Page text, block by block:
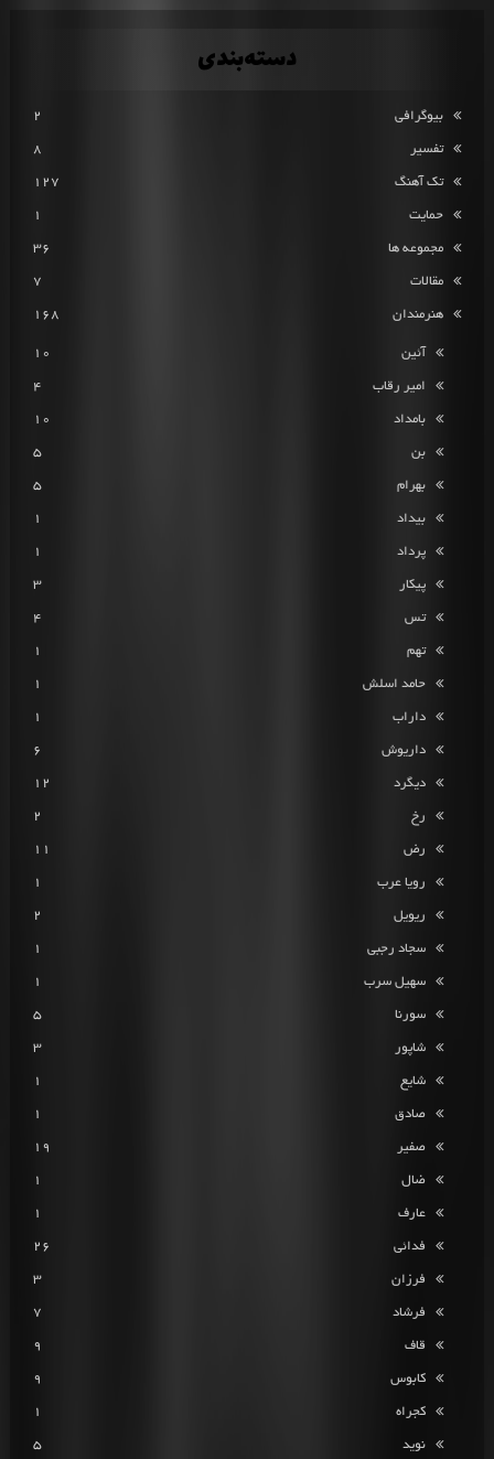
دسته‌بندی
بیوگرافی 2
تفسیر 8
تک آهنگ 127
حمایت 1
مجموعه ها 36
مقالات 7
هنرمندان 168
آئین 10
امیر رقاب 4
بامداد 10
بن 5
بهرام 5
بیداد 1
پرداد 1
پیکار 3
تس 4
تهم 1
حامد اسلش 1
داراب 1
داریوش 6
دیگرد 12
رخ 2
رض 11
رویا عرب 1
ریویل 2
سجاد رجبی 1
سهیل سرب 1
سورنا 5
شاپور 3
شایع 1
صادق 1
صفیر 19
ضال 1
عارف 1
فدائی 26
فرزان 3
فرشاد 7
قاف 9
کابوس 9
کجراه 1
نوید 5